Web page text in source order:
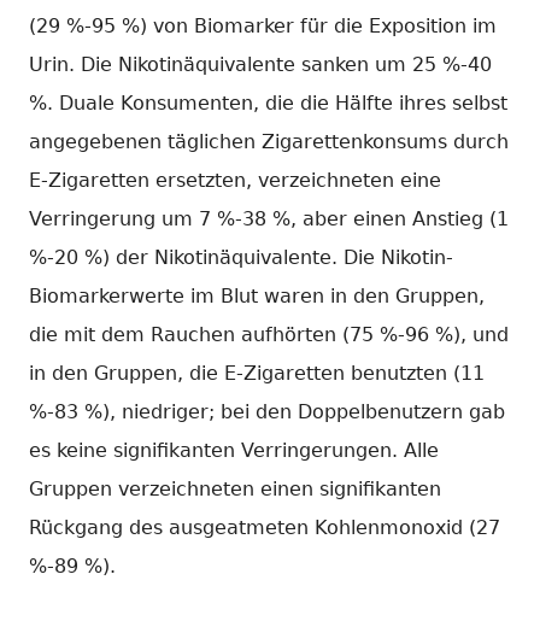
(29 %-95 %) von Biomarker für die Exposition im
Urin. Die Nikotinäquivalente sanken um 25 %-40
%. Duale Konsumenten, die die Hälfte ihres selbst
angegebenen täglichen Zigarettenkonsums durch
E-Zigaretten ersetzten, verzeichneten eine
Verringerung um 7 %-38 %, aber einen Anstieg (1
%-20 %) der Nikotinäquivalente. Die Nikotin-
Biomarkerwerte im Blut waren in den Gruppen,
die mit dem Rauchen aufhörten (75 %-96 %), und
in den Gruppen, die E-Zigaretten benutzten (11
%-83 %), niedriger; bei den Doppelbenutzern gab
es keine signifikanten Verringerungen. Alle
Gruppen verzeichneten einen signifikanten
Rückgang des ausgeatmeten Kohlenmonoxid (27
%-89 %).